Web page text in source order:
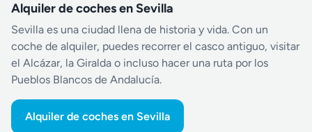
Alquiler de coches en Sevilla
Sevilla es una ciudad llena de historia y vida. Con un
coche de alquiler, puedes recorrer el casco antiguo, visitar
el Alcázar, la Giralda o incluso hacer una ruta por los
Pueblos Blancos de Andalucía.
Alquiler de coches en Sevilla